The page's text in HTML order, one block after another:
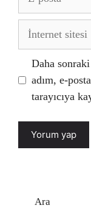
posta
İnternet
Daha
adım, e-
tarayıcıya
Ara